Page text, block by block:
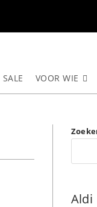
SALE VOOR WIE
Aldi